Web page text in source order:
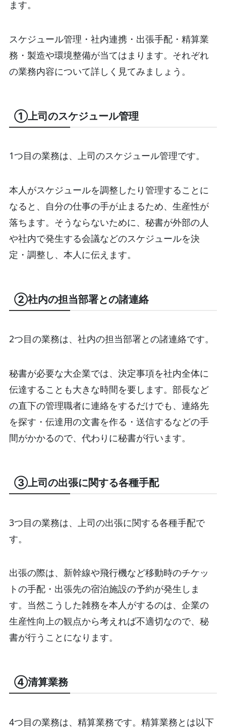
ます。
スケジュール管理・社内連携・出張手配・精算業
務・製造や環境整備が当てはまります。それぞれ
の業務内容について詳しく見てみましょう。
①上司のスケジュール管理
1つ目の業務は、上司のスケジュール管理です。
本人がスケジュールを調整したり管理することに
なると、自分の仕事の手が止まるため、生産性が
落ちます。そうならないために、秘書が外部の人
や社内で発生する会議などのスケジュールを決
定・調整し、本人に伝えます。
②社内の担当部署との諸連絡
2つ目の業務は、社内の担当部署との諸連絡です。
秘書が必要な大企業では、決定事項を社内全体に
伝達することも大きな時間を要します。部長など
の直下の管理職者に連絡をするだけでも、連絡先
を探す・伝達用の文書を作る・送信するなどの手
間がかかるので、代わりに秘書が行います。
③上司の出張に関する各種手配
3つ目の業務は、上司の出張に関する各種手配で
す。
出張の際は、新幹線や飛行機など移動時のチケッ
トの手配・出張先の宿泊施設の予約が発生しま
す。当然こうした雑務を本人がするのは、企業の
生産性向上の観点から考えれば不適切なので、秘
書が行うことになります。
④清算業務
4つ目の業務は、精算業務です。精算業務とは以下